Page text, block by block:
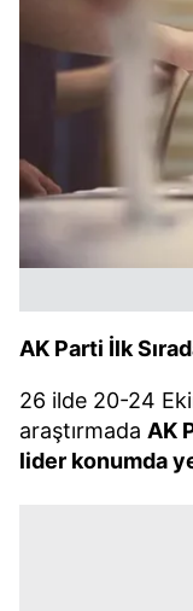
AK Parti İlk
26 ilde 20-24
araştırmada AK
lider konumda